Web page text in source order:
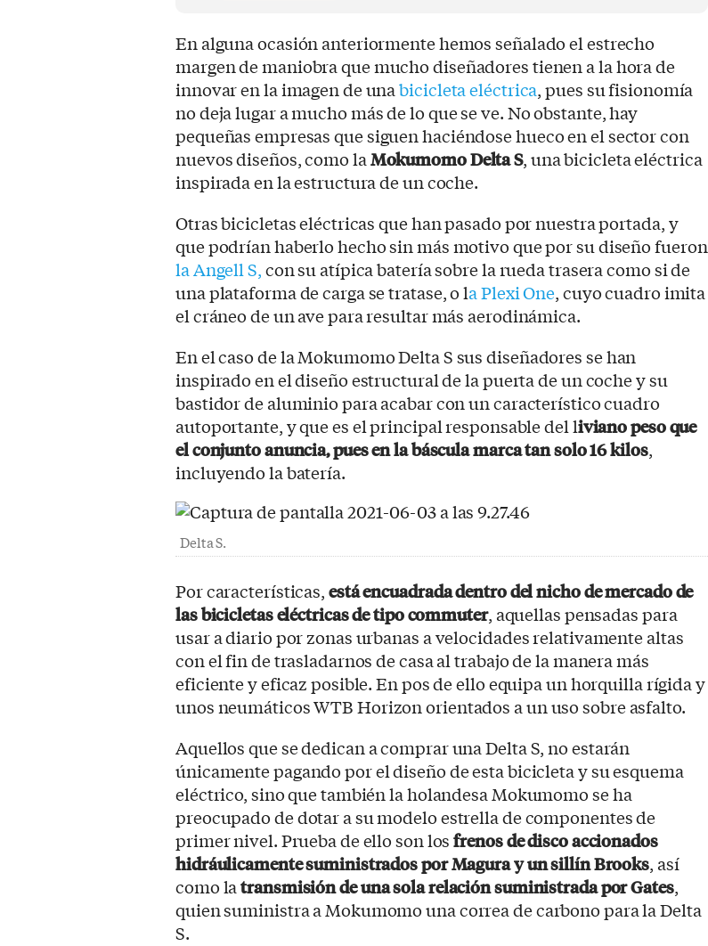
En alguna ocasión anteriormente hemos señalado el estrecho
margen de maniobra que mucho diseñadores tienen a la hora de
innovar en la imagen de unabicicleta eléctrica, pues su fisionomía
no deja lugar a mucho más de lo que se ve. No obstante, hay
pequeñas empresas que siguen haciéndose hueco en el sector con
nuevos diseños, como laMokumomo Delta S, una bicicleta eléctrica
inspirada en la estructura de un coche.
Otras bicicletas eléctricas que han pasado por nuestra portada, y
que podrían haberlo hecho sin más motivo que por su diseño fueron
la Angell S,con su atípica batería sobre la rueda trasera como si de
una plataforma de carga se tratase, o la Plexi One, cuyo cuadro imita
el cráneo de un ave para resultar más aerodinámica.
En el caso de la Mokumomo Delta S sus diseñadores se han
inspirado en el diseño estructural de la puerta de un coche y su
bastidor de aluminio para acabar con un característico cuadro
autoportante, y que es el principal responsable del liviano peso que
el conjunto anuncia, pues en la báscula marca tan solo 16 kilos,
incluyendo la batería.
Delta S.
Por características,está encuadrada dentro del nicho de mercado de
las bicicletas eléctricas de tipo commuter, aquellas pensadas para
usar a diario por zonas urbanas a velocidades relativamente altas
con el fin de trasladarnos de casa al trabajo de la manera más
eficiente y eficaz posible. En pos de ello equipa un horquilla rígida y
unos neumáticos WTB Horizon orientados a un uso sobre asfalto.
Aquellos que se dedican a comprar una Delta S, no estarán
únicamente pagando por el diseño de esta bicicleta y su esquema
eléctrico, sino que también la holandesa Mokumomo se ha
preocupado de dotar a su modelo estrella de componentes de
primer nivel. Prueba de ello son losfrenos de disco accionados
hidráulicamente suministrados por Magura y un sillín Brooks, así
como latransmisión de una sola relación suministrada por Gates,
quien suministra a Mokumomo una correa de carbono para la Delta
S.